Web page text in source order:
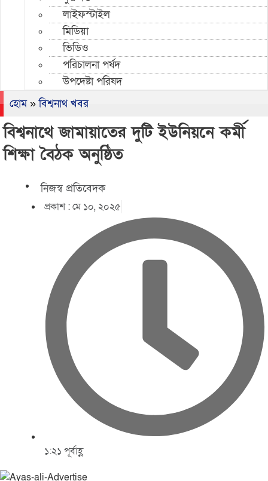
লাইফস্টাইল
মিডিয়া
ভিডিও
পরিচালনা পর্ষদ
উপদেষ্টা পরিষদ
হোম»বিশ্বনাথ খবর
বিশ্বনাথে জামায়াতের দুটি ইউনিয়নে কর্মী
শিক্ষা বৈঠক অনুষ্ঠিত
নিজস্ব প্রতিবেদক
প্রকাশ :মে ১০, ২০২৫
১:২১ পূর্বাহ্ণ